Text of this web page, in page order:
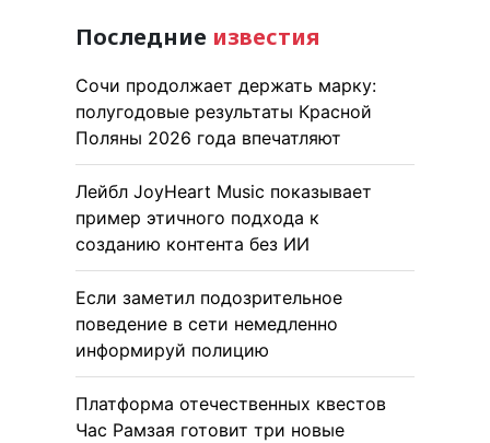
Последние известия
Сочи продолжает держать марку:
полугодовые результаты Красной
Поляны 2026 года впечатляют
Лейбл JoyHeart Music показывает
пример этичного подхода к
созданию контента без ИИ
Если заметил подозрительное
поведение в сети немедленно
информируй полицию
Платформа отечественных квестов
Час Рамзая готовит три новые